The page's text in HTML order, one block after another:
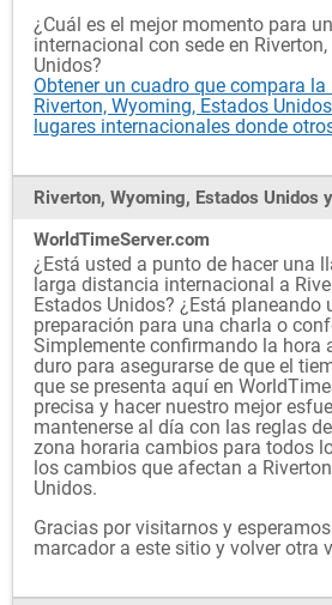
¿Cuál es el mejor momento para
internacional con sede en
Unidos?
Obtener un cuadro que compara la
Riverton, Wyoming, Estados
lugares internacionales donde
Riverton, Wyoming, Estados Unidos y
WorldTimeServer.com
¿Está usted a punto de hacer una
larga distancia internacional a
Estados Unidos? ¿Está planeando
preparación para una charla o
Simplemente confirmando la hora
duro para asegurarse de que el
que se presenta aquí en
precisa y hacer nuestro mejor
mantenerse al día con las reglas
zona horaria cambios para todos
los cambios que afectan a
Unidos.
Gracias por visitarnos y
marcador a este sitio y volver otra